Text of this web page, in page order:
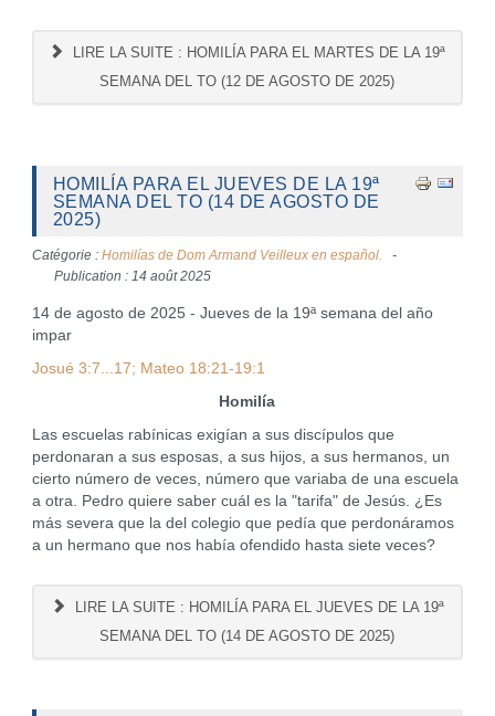
LIRE LA SUITE : HOMILÍA PARA EL MARTES DE LA 19ª
SEMANA DEL TO (12 DE AGOSTO DE 2025)
HOMILÍA PARA EL JUEVES DE LA 19ª
SEMANA DEL TO (14 DE AGOSTO DE
2025)
Catégorie : Homilías de Dom Armand Veilleux en español.
Publication : 14 août 2025
14 de agosto de 2025 - Jueves de la 19ª semana del año
impar
Josué 3:7...17; Mateo 18:21-19:1
Homilía
Las escuelas rabínicas exigían a sus discípulos que
perdonaran a sus esposas, a sus hijos, a sus hermanos, un
cierto número de veces, número que variaba de una escuela
a otra. Pedro quiere saber cuál es la "tarifa" de Jesús. ¿Es
más severa que la del colegio que pedía que perdonáramos
a un hermano que nos había ofendido hasta siete veces?
LIRE LA SUITE : HOMILÍA PARA EL JUEVES DE LA 19ª
SEMANA DEL TO (14 DE AGOSTO DE 2025)